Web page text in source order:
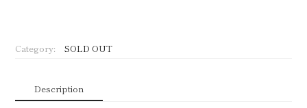
Category: SOLD OUT
Description